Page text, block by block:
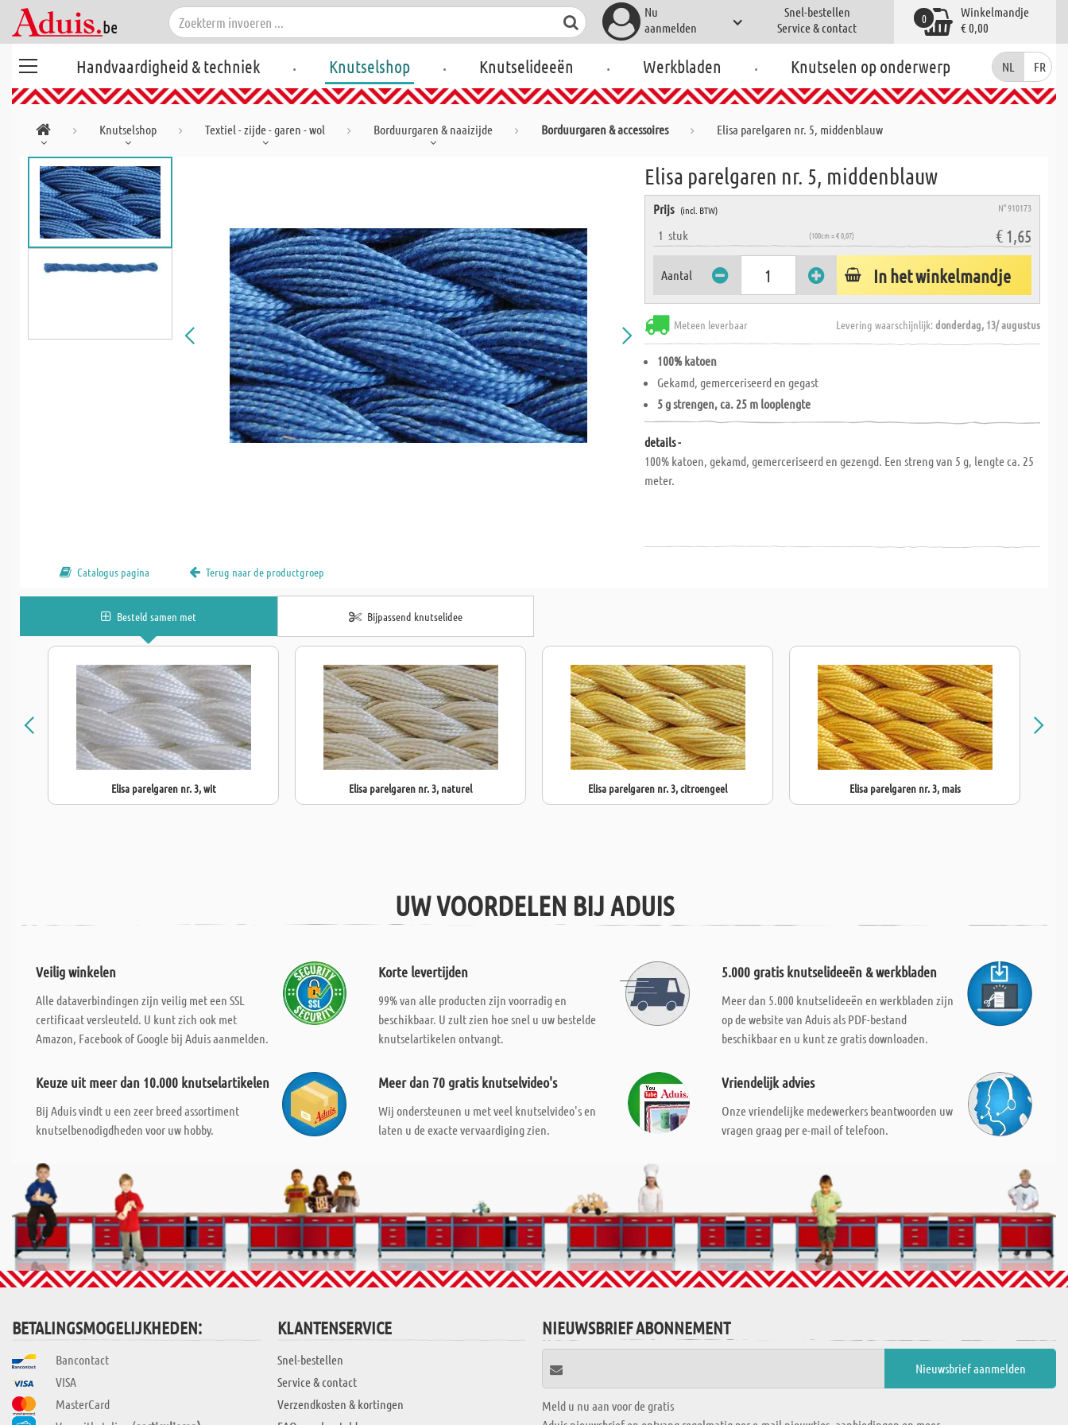
Nu
aanmelden
Snel-bestellen
Service & contact
Winkelmandje
€ 0,00
0
Handvaardigheid & techniek . Knutselshop . Knutselideeën . Werkbladen . Knutselen op onderwerp NL FR
Knutselshop Textiel - zijde - garen - wol Borduurgaren & naaizijde Borduurgaren & accessoires Elisa parelgaren nr. 5, middenblauw
Elisa parelgaren nr. 5, middenblauw
Prijs (incl. BTW) N° 910173
1stuk (100cm = € 0,07) € 1,65
Aantal In het winkelmandje
Meteen leverbaar Levering waarschijnlijk:donderdag, 13/ augustus
100% katoen
Gekamd, gemerceriseerd en gegast
5 g strengen, ca. 25 m looplengte
details -
100% katoen, gekamd, gemerceriseerd en gezengd. Een streng van 5 g, lengte ca. 25
meter.
Catalogus pagina Terug naar de productgroep
Besteld samen met Bijpassend knutselidee
Elisa parelgaren nr. 3, wit Elisa parelgaren nr. 3, naturel Elisa parelgaren nr. 3, citroengeel Elisa parelgaren nr. 3, mais
UW VOORDELEN BIJ ADUIS
Veilig winkelen
Alle dataverbindingen zijn veilig met een SSL
certificaat versleuteld. U kunt zich ook met
Amazon, Facebook of Google bij Aduis aanmelden.
Korte levertijden
99% van alle producten zijn voorradig en
beschikbaar. U zult zien hoe snel u uw bestelde
knutselartikelen ontvangt.
5.000 gratis knutselideeën & werkbladen
Meer dan 5.000 knutselideeën en werkbladen zijn
op de website van Aduis als PDF-bestand
beschikbaar en u kunt ze gratis downloaden.
Keuze uit meer dan 10.000 knutselartikelen
Bij Aduis vindt u een zeer breed assortiment
knutselbenodigdheden voor uw hobby.
Meer dan 70 gratis knutselvideo's
Wij ondersteunen u met veel knutselvideo's en
laten u de exacte vervaardiging zien.
Vriendelijk advies
Onze vriendelijke medewerkers beantwoorden uw
vragen graag per e-mail of telefoon.
BETALINGSMOGELIJKHEDEN:
Bancontact
VISA
MasterCard
KLANTENSERVICE
Snel-bestellen
Service & contact
Verzendkosten & kortingen
NIEUWSBRIEF ABONNEMENT
Meld u nu aan voor de gratis